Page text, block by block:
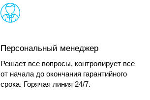
Персональный менеджер
Решает все вопросы, контролирует все
от начала до окончания гарантийного
срока. Горячая линия 24/7.